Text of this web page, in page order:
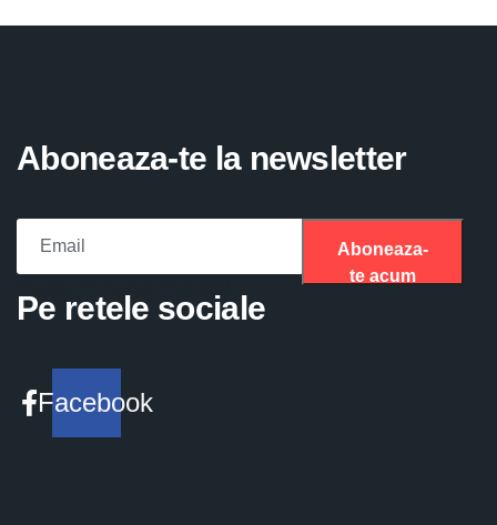
Aboneaza-te la newsletter
Aboneaza-
te acum
Pe retele sociale
Facebook